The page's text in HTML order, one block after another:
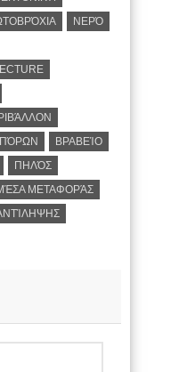
ΝΕΡΌ
ΠΌΡΩΝ
ΒΡΑΒΕΊΟ
ΠΗΛΌΣ
ΜΕΤΑΦΟΡΆΣ